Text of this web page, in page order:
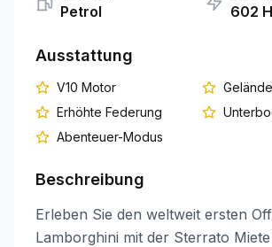
Petrol 602
Ausstattung
V10 Motor
Erhöhte Federung
Abenteuer-Modus
Beschreibung
Erleben Sie den weltweit ersten
Lamborghini mit der Sterrato